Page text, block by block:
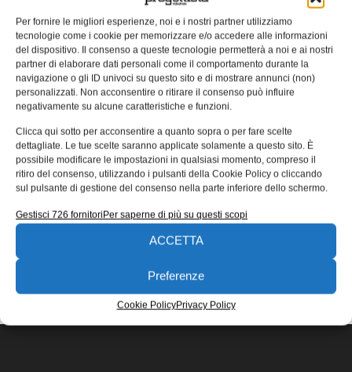
Per fornire le migliori esperienze, noi e i nostri partner utilizziamo
tecnologie come i cookie per memorizzare e/o accedere alle informazioni
del dispositivo. Il consenso a queste tecnologie permetterà a noi e ai nostri
partner di elaborare dati personali come il comportamento durante la
navigazione o gli ID univoci su questo sito e di mostrare annunci (non)
personalizzati. Non acconsentire o ritirare il consenso può influire
negativamente su alcune caratteristiche e funzioni.
Clicca qui sotto per acconsentire a quanto sopra o per fare scelte
dettagliate. Le tue scelte saranno applicate solamente a questo sito. È
possibile modificare le impostazioni in qualsiasi momento, compreso il
ritiro del consenso, utilizzando i pulsanti della Cookie Policy o cliccando
sul pulsante di gestione del consenso nella parte inferiore dello schermo.
Gestisci 726 fornitoriPer saperne di più su questi scopi
ACCETTA
Preferenze
Cookie PolicyPrivacy Policy
Nuova vita in pinacoteca per la
Futuro House del 1968
Nel 1968, l’architetto finlandese Matti Suuronen, creò la
Futuro House, una delle prime case interamente di
plastica prodotte in serie
Redazione 25/10/2018
EDICOLA WEB